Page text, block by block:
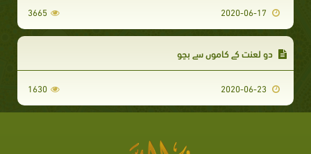
3665
دو لعنت کے کاموں سے بچو
1630